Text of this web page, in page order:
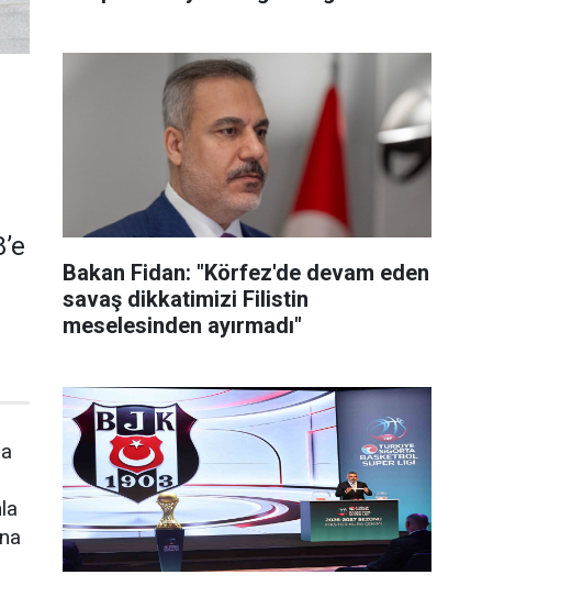
Bakan Fidan: "Körfez'de devam eden
savaş dikkatimizi Filistin
meselesinden ayırmadı"